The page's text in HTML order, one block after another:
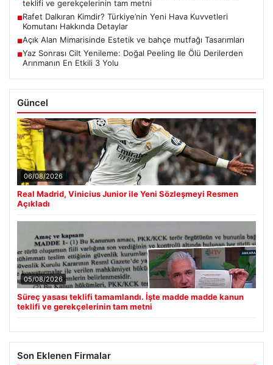
teklifi ve gerekçelerinin tam metni
■Rafet Dalkıran Kimdir? Türkiye’nin Yeni Hava Kuvvetleri
Komutanı Hakkında Detaylar
■Açık Alan Mimarisinde Estetik ve bahçe mutfağı Tasarımları
■Yaz Sonrası Cilt Yenileme: Doğal Peeling Ile Ölü Derilerden
Arınmanın En Etkili 3 Yolu
Güncel
06/08/2026
Real Madrid, Vinicius Junior ile Yeni Sözleşmeyi Resmen
Açıkladı
05/08/2026
Süreç yasası teklifi tamamlandı. İşte madde madde kanun
teklifi ve gerekçelerinin tam metni
Son Eklenen Firmalar